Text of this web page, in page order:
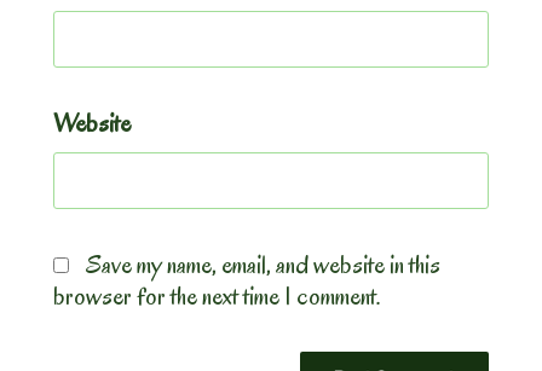
Website
Save my name, email, and website in this
browser for the next time I comment.